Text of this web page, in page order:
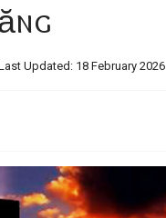
Updated: 18 February 2026